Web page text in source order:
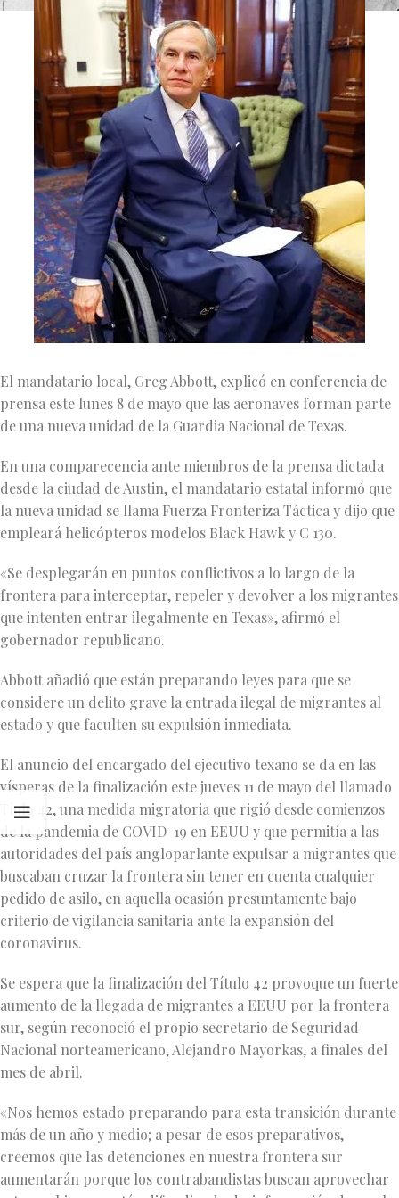
El mandatario local, Greg Abbott, explicó en conferencia de
prensa este lunes 8 de mayo que las aeronaves forman parte
de una nueva unidad de la Guardia Nacional de Texas.
En una comparecencia ante miembros de la prensa dictada
desde la ciudad de Austin, el mandatario estatal informó que
la nueva unidad se llama Fuerza Fronteriza Táctica y dijo que
empleará helicópteros modelos Black Hawk y C 130.
«Se desplegarán en puntos conflictivos a lo largo de la
frontera para interceptar, repeler y devolver a los migrantes
que intenten entrar ilegalmente en Texas», afirmó el
gobernador republicano.
Abbott añadió que están preparando leyes para que se
considere un delito grave la entrada ilegal de migrantes al
estado y que faculten su expulsión inmediata.
El anuncio del encargado del ejecutivo texano se da en las
vísperas de la finalización este jueves 11 de mayo del llamado
Tíulo 42, una medida migratoria que rigió desde comienzos
de la pandemia de COVID-19 en EEUU y que permitía a las
autoridades del país angloparlante expulsar a migrantes que
buscaban cruzar la frontera sin tener en cuenta cualquier
pedido de asilo, en aquella ocasión presuntamente bajo
criterio de vigilancia sanitaria ante la expansión del
coronavirus.
Se espera que la finalización del Título 42 provoque un fuerte
aumento de la llegada de migrantes a EEUU por la frontera
sur, según reconoció el propio secretario de Seguridad
Nacional norteamericano, Alejandro Mayorkas, a finales del
mes de abril.
«Nos hemos estado preparando para esta transición durante
más de un año y medio; a pesar de esos preparativos,
creemos que las detenciones en nuestra frontera sur
aumentarán porque los contrabandistas buscan aprovechar